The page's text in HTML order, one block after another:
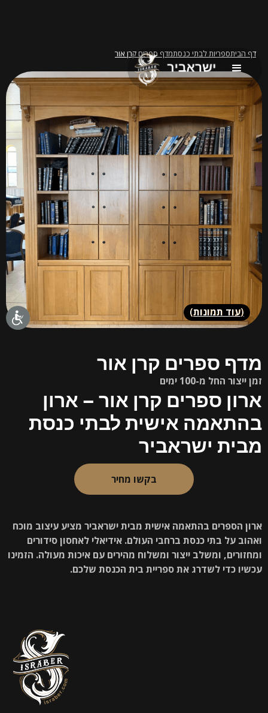
דף הביתספריות לבתי כנסתמדף ספרים קרן אור
(עוד תמונות)
מדף ספרים קרן אור
זמן ייצור החל מ-100 ימים
ארון ספרים קרן אור – ארון
בהתאמה אישית לבתי כנסת
מבית ישראביר
בקשו מחיר
ארון הספרים בהתאמה אישית מבית ישראביר מציע עיצוב מוכח
ואהוב על בתי כנסת ברחבי העולם. אידיאלי לאחסון סידורים
ומחזורים, ומשלב ייצור ומשלוח מהירים עם איכות מעולה. הזמינו
עכשיו כדי לשדרג את ספריית בית הכנסת שלכם.